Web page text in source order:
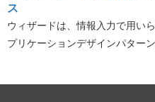
ス
ウィザードは、情報入力で用い
プリケーションデザインパターン